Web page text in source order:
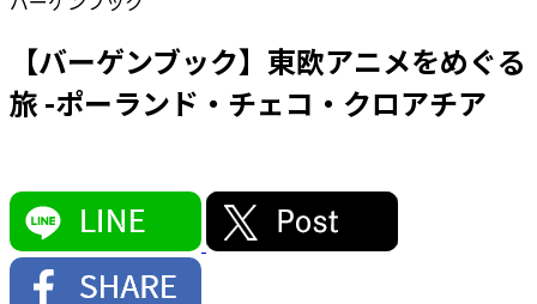
【バーゲンブック】東欧アニメをめぐる
旅 -ポーランド・チェコ・クロアチア